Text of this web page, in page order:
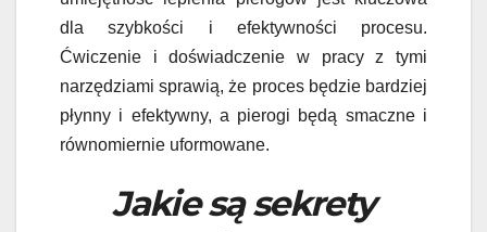
dla szybkości i efektywności procesu.
Ćwiczenie i doświadczenie w pracy z tymi
narzędziami sprawią, że proces będzie bardziej
płynny i efektywny, a pierogi będą smaczne i
równomiernie uformowane.
Jakie są sekrety